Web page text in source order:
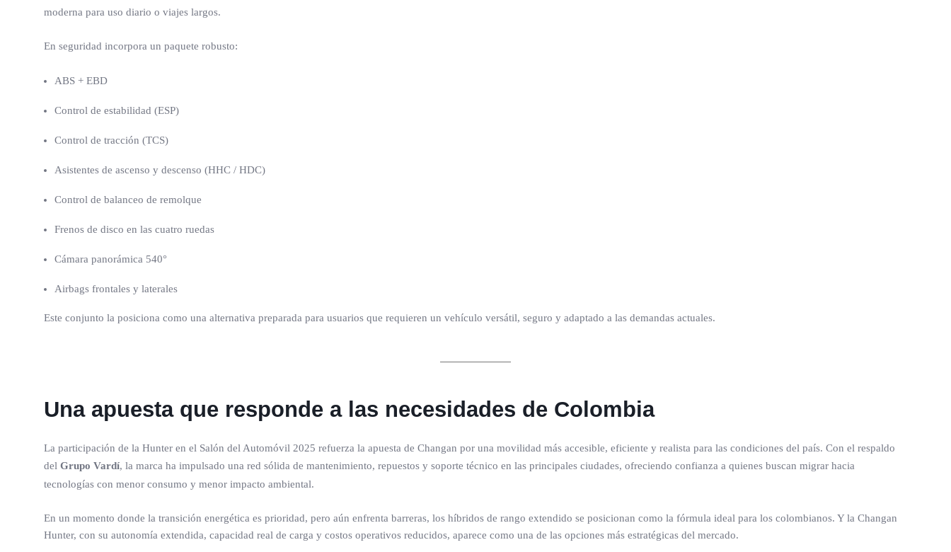
moderna para uso diario o viajes largos.
En seguridad incorpora un paquete robusto:
ABS + EBD
Control de estabilidad (ESP)
Control de tracción (TCS)
Asistentes de ascenso y descenso (HHC / HDC)
Control de balanceo de remolque
Frenos de disco en las cuatro ruedas
Cámara panorámica 540°
Airbags frontales y laterales
Este conjunto la posiciona como una alternativa preparada para usuarios que requieren un vehículo versátil, seguro y adaptado a las demandas actuales.
Una apuesta que responde a las necesidades de Colombia
La participación de la Hunter en el Salón del Automóvil 2025 refuerza la apuesta de Changan por una movilidad más accesible, eficiente y realista para las condiciones del país. Con el respaldo
del Grupo Vardí, la marca ha impulsado una red sólida de mantenimiento, repuestos y soporte técnico en las principales ciudades, ofreciendo confianza a quienes buscan migrar hacia
tecnologías con menor consumo y menor impacto ambiental.
En un momento donde la transición energética es prioridad, pero aún enfrenta barreras, los híbridos de rango extendido se posicionan como la fórmula ideal para los colombianos. Y la Changan
Hunter, con su autonomía extendida, capacidad real de carga y costos operativos reducidos, aparece como una de las opciones más estratégicas del mercado.